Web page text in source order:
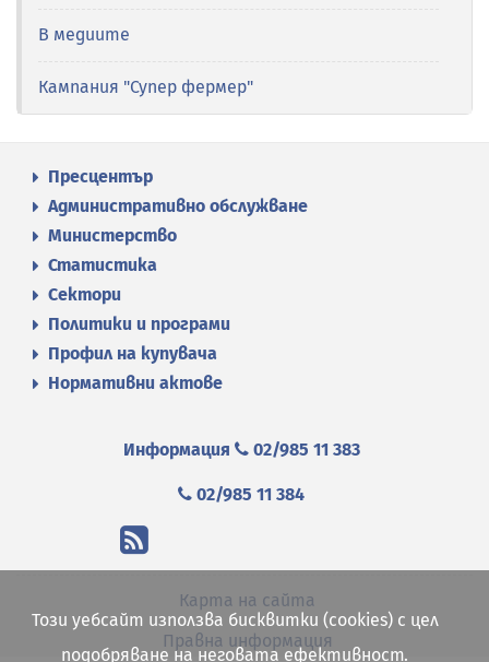
В медиите
Кампания "Супер фермер"
Пресцентър
Административно обслужване
Министерство
Статистика
Сектори
Политики и програми
Профил на купувача
Нормативни актове
Информация 02/985 11 383
02/985 11 384
Карта на сайта
Правна информация
Този уебсайт използва бисквитки (cookies) с цел
подобряване на неговата ефективност.